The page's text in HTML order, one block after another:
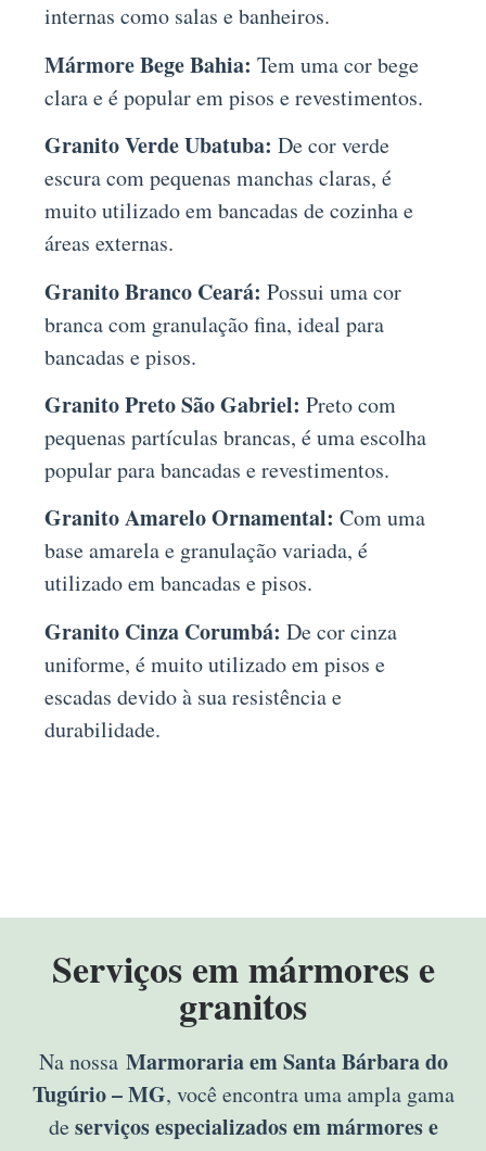
internas como salas e banheiros.
Mármore Bege Bahia: Tem uma cor bege
clara e é popular em pisos e revestimentos.
Granito Verde Ubatuba: De cor verde
escura com pequenas manchas claras, é
muito utilizado em bancadas de cozinha e
áreas externas.
Granito Branco Ceará: Possui uma cor
branca com granulação fina, ideal para
bancadas e pisos.
Granito Preto São Gabriel: Preto com
pequenas partículas brancas, é uma escolha
popular para bancadas e revestimentos.
Granito Amarelo Ornamental: Com uma
base amarela e granulação variada, é
utilizado em bancadas e pisos.
Granito Cinza Corumbá: De cor cinza
uniforme, é muito utilizado em pisos e
escadas devido à sua resistência e
durabilidade.
Serviços em mármores e
granitos
Na nossa Marmoraria em Santa Bárbara do
Tugúrio – MG, você encontra uma ampla gama
de serviços especializados em mármores e